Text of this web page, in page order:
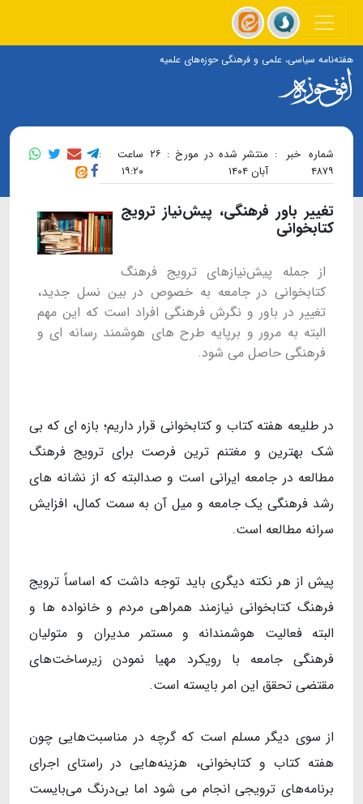
هفته‌نامه سیاسی، علمی و فرهنگی حوزه‌های علمیه
شماره خبر :
۴۸۷۹
منتشر شده در مورخ : ۲۶
آبان ۱۴۰۴
ساعت :
۱۹:۲۰
تغییر باور فرهنگی، پیش‌نیاز ترویج
کتابخوانی
از جمله پیش‌نیازهای ترویج فرهنگ
کتابخوانی در جامعه به خصوص در بین نسل جدید،
تغییر در باور و نگرش فرهنگی افراد است که این مهم
البته به مرور و برپایه طرح های هوشمند رسانه ای و
فرهنگی حاصل می شود.
در طلیعه هفته کتاب و کتابخوانی قرار داریم؛ بازه ای که بی
شک بهترین و مغتنم ترین فرصت برای ترویج فرهنگ
مطالعه در جامعه ایرانی است و صدالبته که از نشانه های
رشد فرهنگی یک جامعه و میل آن به سمت کمال، افزایش
سرانه مطالعه است.
پیش از هر نکته دیگری باید توجه داشت که اساساً ترویج
فرهنگ کتابخوانی نیازمند همراهی مردم و خانواده ها و
البته فعالیت هوشمندانه و مستمر مدیران و متولیان
فرهنگی جامعه با رویکرد مهیا نمودن زیرساخت‌های
مقتضی تحقق این امر بایسته است.
از سوی دیگر مسلم است که گرچه در مناسبت‌هایی چون
هفته کتاب و کتابخوانی، هزینه‌هایی در راستای اجرای
برنامه‌های ترویجی انجام می شود اما بی‌درنگ می‌بایست